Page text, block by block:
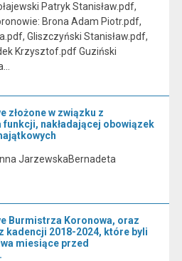
Patryk Stanisław.pdf,
Brona Adam Piotr.pdf,
Gliszczyński Stanisław.pdf,
Krzysztof.pdf Guziński
złożone w związku z
funkcji, nakładającej obowiązek
JarzewskaBernadeta
Burmistrza Koronowa, oraz
kadencji 2018-2024, które byli
miesiące przed